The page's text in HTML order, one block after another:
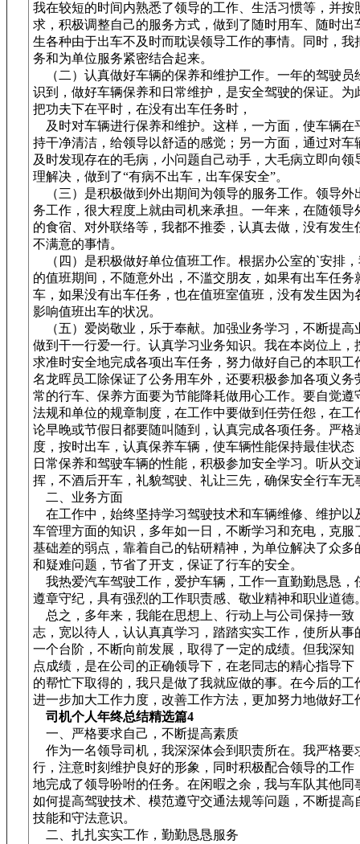
我在较短的时间内熟悉了领导的工作、生活习惯等，并按
求，积极调整自己的服务方式，做到了随时用车、随时出
生各种由于出车不及时而耽误领导工作的事情。同时，我
务和为单位服务紧密结合起来。
（二）认真做好车辆的保养和维护工作。一年的驾驶员
识到，做好车辆保养和日常维护，是安全驾驶的保证。为
把功夫下在平时，在没有出车任务时，
及时对车辆进行保养和维护。这样，一方面，使车辆在
持干净清洁，给领导以舒适的感觉；另一方面，通过对车
及时发现存在的毛病，小问题自己动手，大毛病立即向领
理解决，做到了“有病不出车，出车保安全”。
（三）是积极做到外出期间为领导的服务工作。领导外
务工作，很大程度上就由司机来承担。一年来，在随领导
的食宿、对外联络等，我都不推委，认真去做，没有发生
不满意的事情。
（四）是积极做好单位值班工作。根据办公室的`安排
的值班期间，不随意外出，不滥交朋友，如果有出车任务
车，如果没有出车任务，也在值班室值班，没有发生因为
影响值班出车的状况。
（五）爱岗敬业，乐于奉献。加强业务学习，不断提高
做到干一行爱一行。认真学习业务知识。我在本岗位上，
求准时安全地完成各项出车任务，努力做好自己的本职工
名龙晖员工除保证了公务用车外，还要积极参加各项义务
常的行车、保养方面要为节能降耗做用心工作。要自觉遵
法规和单位的规章制度，在工作中要做到任劳任怨，在工
论早晚或节假日都要随叫随到，认真完成各项任务。严格
度，按时出车，认真保养车辆，使车辆性能保持最佳状态
日常保养和驾驶车辆的性能，积极参加安全学习。听从交
挥，不酒后开车，礼貌驾驶、礼让三先，确保安全行车无
二、业务方面
在工作中，始终坚持学习驾驶技术和车辆维修、维护以
车管理方面的知识，多年如一日，不断学习和充电，克服
基础差的弱点，靠着自己的钻研精神，为单位解决了众多
和疑难问题，节省了开支，保证了行车的安全。
我热爱汽车驾驶工作，爱护车辆，工作一直勤勤恳恳，
遵章守纪，具有强烈的工作职责感、敬业精神和职业道德
总之，多年来，我能在思想上、行动上与公司保持一致
志，宽以待人，认认真真学习，踏踏实实工作，使所从事
一个台阶，不断向前发展，取得了一定的成绩。但我深知
点成绩，是在公司的正确领导下，在老同志的精心指导下
的帮忙下取得的，我只是做了我就应做的事。在今后的工
进一步加大工作力度，改善工作方法，更加努力地做好工
司机个人年终总结精选篇4
一、严格要求自己，不断提高素质
作为一名领导司机，我深深体会到职责所在。我严格要
行，注意时刻维护良好的形象，同时积极配合领导的工作
地完成了领导吩咐的任务。在闲暇之余，我与车队其他同
如何提高驾驶技术、模范遵守交通法规等问题，不断提高
技能和守法意识。
二、扎扎实实工作，勤勤恳恳服务